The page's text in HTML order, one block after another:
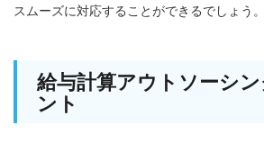
スムーズに対応することができるでしょう。
給与計算アウトソーシ
ント